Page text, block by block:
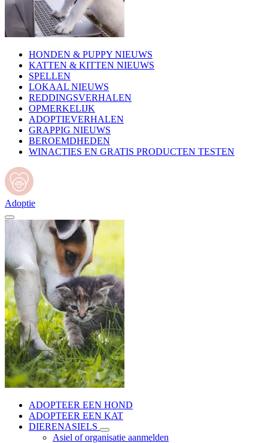
HONDEN & PUPPY NIEUWS
KATTEN & KITTEN NIEUWS
SPELLEN
LOKAAL NIEUWS
REDDINGSVERHALEN
OPMERKELIJK
ADOPTIEVERHALEN
GRAPPIG NIEUWS
BEROEMDHEDEN
WINACTIES EN GRATIS PRODUCTEN TESTEN
Adoptie
ADOPTEER EEN HOND
ADOPTEER EEN KAT
DIERENASIELS
Asiel of organisatie aanmelden